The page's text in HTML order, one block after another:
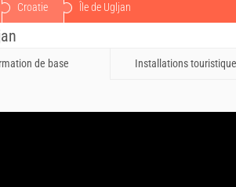
Croatie Île de Ugljan
de base Installations